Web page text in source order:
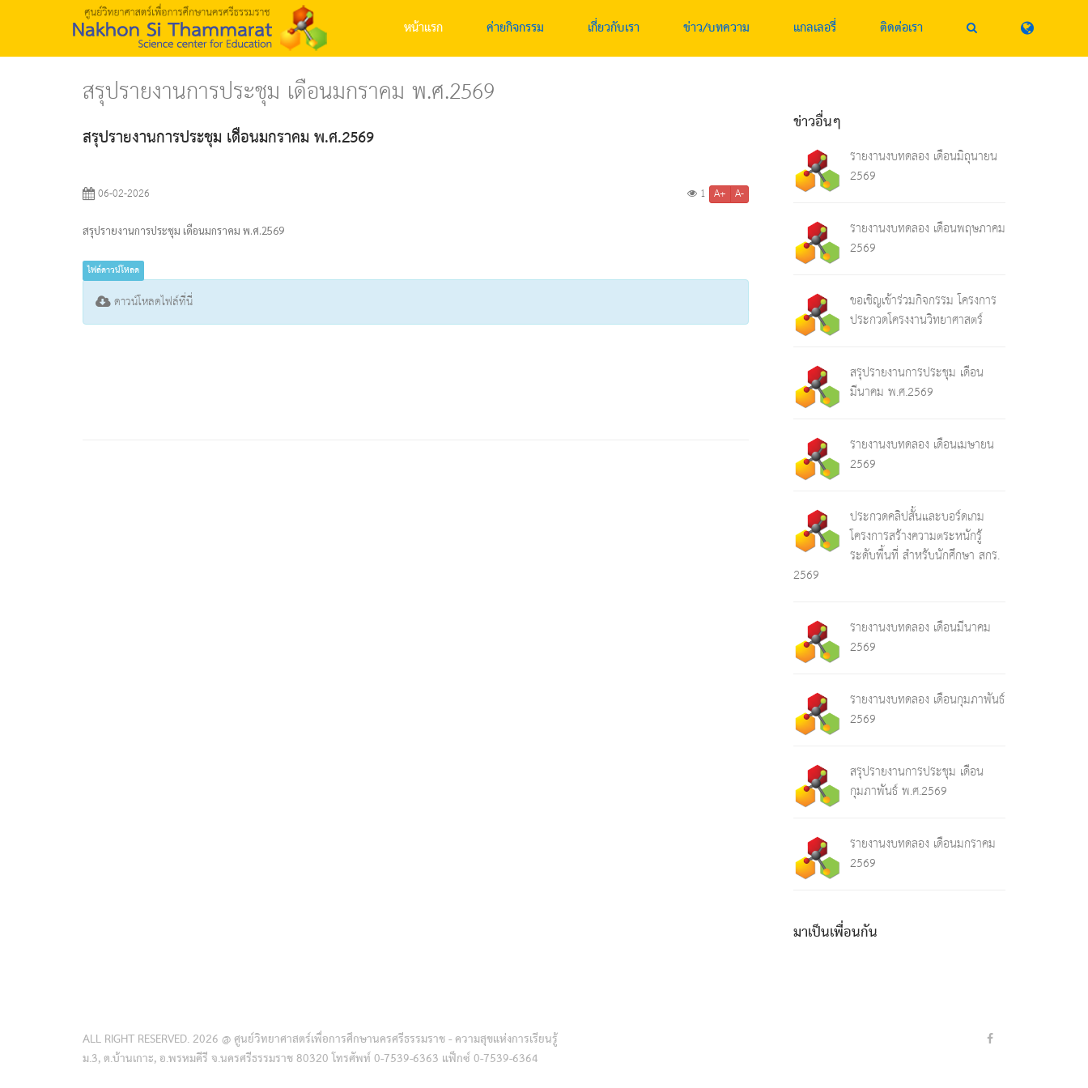
หน้าแรก ค่ายกิจกรรม เกี่ยวกับเรา ข่าว/บทความ แกลเลอรี่ ติดต่อเรา
สรุปรายงานการประชุม เดือนมกราคม พ.ศ.2569
สรุปรายงานการประชุม เดือนมกราคม พ.ศ.2569
06-02-2026 1 A+ A-
สรุปรายงานการประชุม เดือนมกราคม พ.ศ.2569
ไฟล์ดาวน์โหลด
ดาวน์โหลดไฟล์ที่นี่
ข่าวอื่นๆ
รายงานงบทดลอง เดือนมิถุนายน
2569
รายงานงบทดลอง เดือนพฤษภาคม
2569
ขอเชิญเข้าร่วมกิจกรรม โครงการ
ประกวดโครงงานวิทยาศาสตร์
สรุปรายงานการประชุม เดือน
มีนาคม พ.ศ.2569
รายงานงบทดลอง เดือนเมษายน
2569
ประกวดคลิปสั้นและบอร์ดเกม
โครงการสร้างความตระหนักรู้
ระดับพื้นที่ สำหรับนักศึกษา สกร.
2569
รายงานงบทดลอง เดือนมีนาคม
2569
รายงานงบทดลอง เดือนกุมภาพันธ์
2569
สรุปรายงานการประชุม เดือน
กุมภาพันธ์ พ.ศ.2569
รายงานงบทดลอง เดือนมกราคม
2569
มาเป็นเพื่อนกัน
ALL RIGHT RESERVED. 2026 @ ศูนย์วิทยาศาสตร์เพื่อการศึกษานครศรีธรรมราช - ความสุขแห่งการเรียนรู้
ม.3, ต.บ้านเกาะ, อ.พรหมคีรี จ.นครศรีธรรมราช 80320 โทรศัพท์ 0-7539-6363 แฟ็กซ์ 0-7539-6364